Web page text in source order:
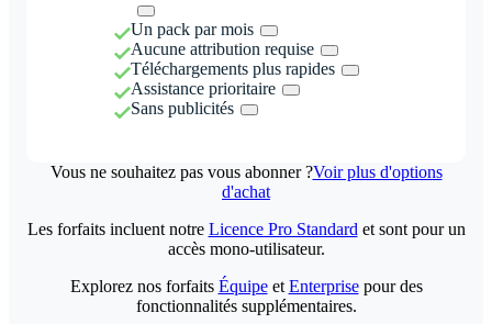
Un pack par mois
Aucune attribution requise
Téléchargements plus rapides
Assistance prioritaire
Sans publicités
Vous ne souhaitez pas vous abonner ?Voir plus d'options
d'achat
Les forfaits incluent notre Licence Pro Standard et sont pour un
accès mono-utilisateur.
Explorez nos forfaits Équipeet Enterprisepour des
fonctionnalités supplémentaires.